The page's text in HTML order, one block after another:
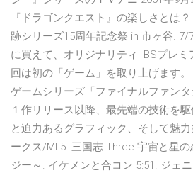
『ドラゴンクエスト』の楽しさとは
跡シリーズ15周年記念祭 in 市ヶ谷.
に買えて、オリジナリティ BSプレミ
回は初の「ゲーム」を取り上げます
ゲームシリーズ「ファイナルファン
１作リリース以降、最先端の技術を
と迫力あるグラフィック、そして魅
ークス/MI-5. 三国志 Three 宇宙と星
ジー～. イケメンと合コン 5:51. ジェ